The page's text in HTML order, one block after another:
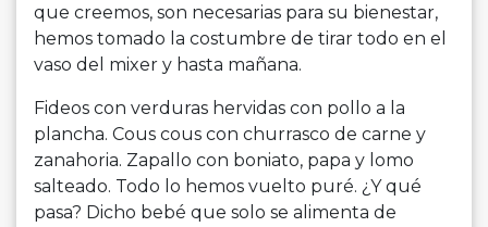
que creemos, son necesarias para su bienestar,
hemos tomado la costumbre de tirar todo en el
vaso del mixer y hasta mañana.
Fideos con verduras hervidas con pollo a la
plancha. Cous cous con churrasco de carne y
zanahoria. Zapallo con boniato, papa y lomo
salteado. Todo lo hemos vuelto puré. ¿Y qué
pasa? Dicho bebé que solo se alimenta de